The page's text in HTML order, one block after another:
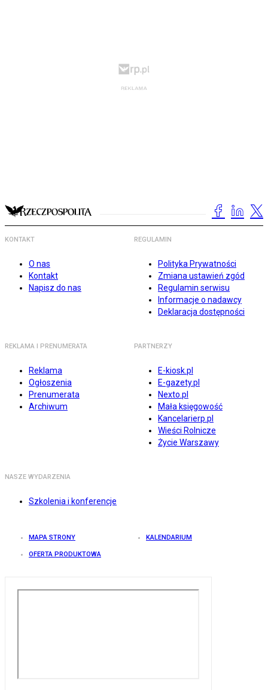
KONTAKT
O nas
Kontakt
Napisz do nas
REGULAMIN
Polityka Prywatności
Zmiana ustawień zgód
Regulamin serwisu
Informacje o nadawcy
Deklaracja dostępności
REKLAMA I PRENUMERATA
Reklama
Ogłoszenia
Prenumerata
Archiwum
PARTNERZY
E-kiosk.pl
E-gazety.pl
Nexto.pl
Mała księgowość
Kancelarierp.pl
Wieści Rolnicze
Życie Warszawy
NASZE WYDARZENIA
Szkolenia i konferencje
MAPA STRONY KALENDARIUM
OFERTA PRODUKTOWA